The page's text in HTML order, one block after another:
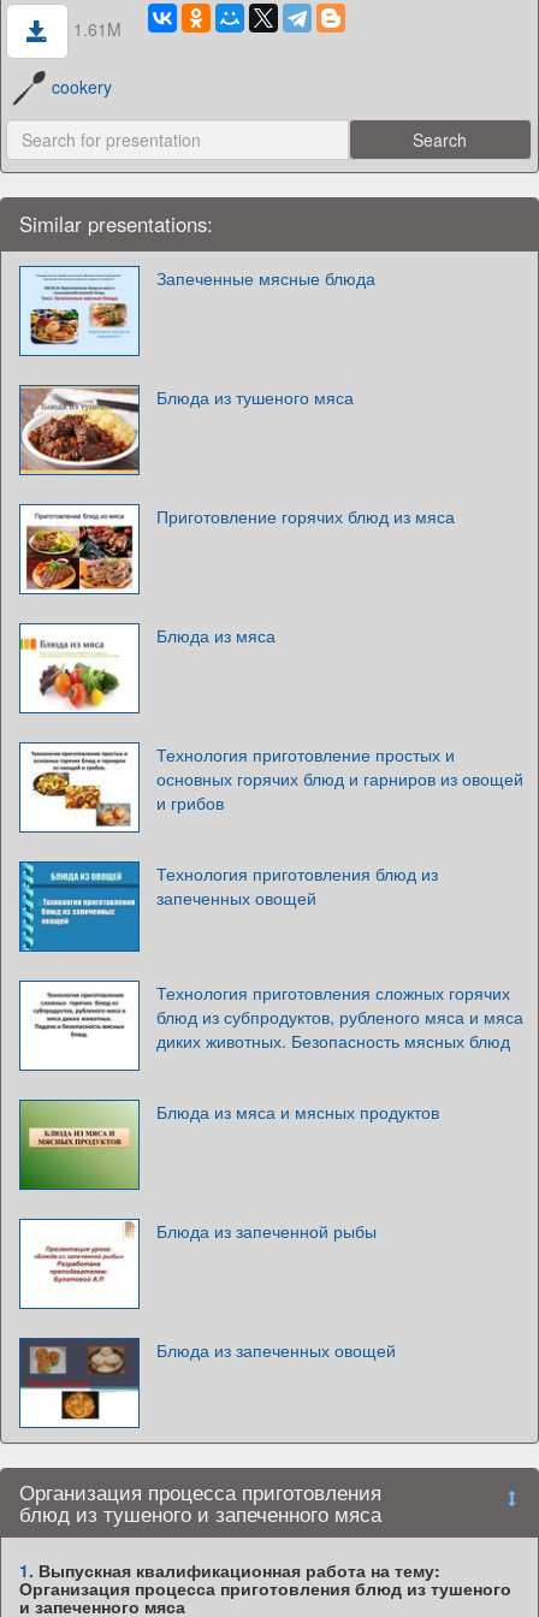
1.61M
cookery
Similar presentations:
Запеченные мясные блюда
Блюда из тушеного мяса
Приготовление горячих блюд из мяса
Блюда из мяса
Технология приготовление простых и
основных горячих блюд и гарниров из овощей
и грибов
Технология приготовления блюд из
запеченных овощей
Технология приготовления сложных горячих
блюд из субпродуктов, рубленого мяса и мяса
диких животных. Безопасность мясных блюд
Блюда из мяса и мясных продуктов
Блюда из запеченной рыбы
Блюда из запеченных овощей
Организация процесса приготовления
блюд из тушеного и запеченного мяса
1. Выпускная квалификационная работа на тему:
Организация процесса приготовления блюд из тушеного
и запеченного мяса